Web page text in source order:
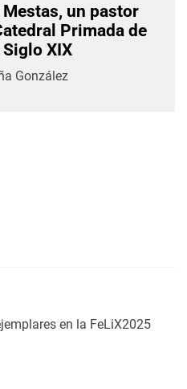
un pastor
Primada de
XIX
González
en la FeLiX2025